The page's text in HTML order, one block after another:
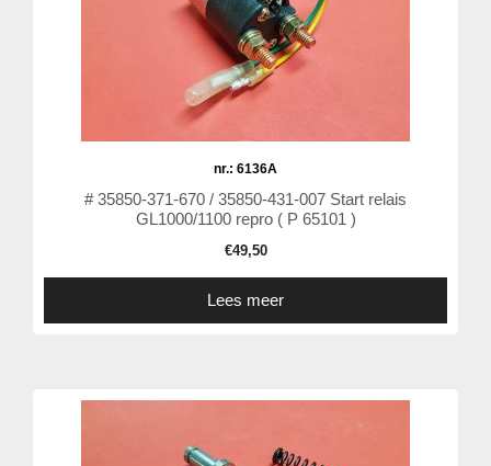
nr.: 6136A
# 35850-371-670 / 35850-431-007 Start relais
GL1000/1100 repro ( P 65101 )
€49,50
Lees meer